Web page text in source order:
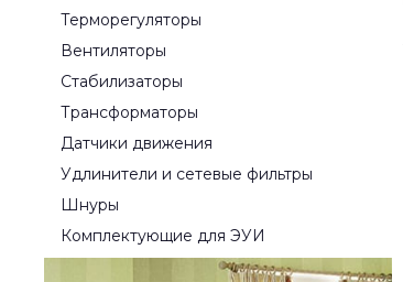
Терморегуляторы
Вентиляторы
Стабилизаторы
Трансформаторы
Датчики движения
Удлинители и сетевые фильтры
Шнуры
Комплектующие для ЭУИ